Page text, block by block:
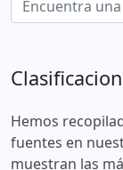
Hemos
fuentes en
muestran las